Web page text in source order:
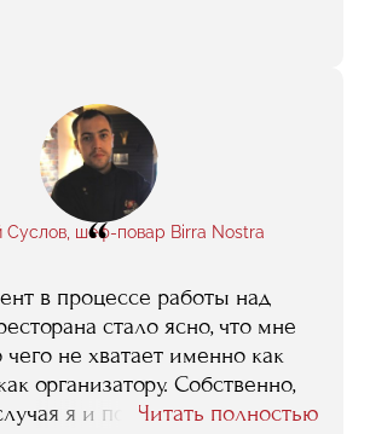
Суслов, шеф-повар Birra Nostra
“
в процессе работы над
стало ясно, что мне
не хватает именно как
организатору. Собственно,
я и пошел учится в RMA,
Читать полностью